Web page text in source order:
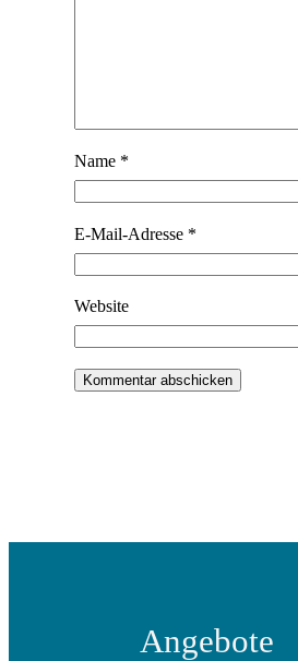
Name *
E-Mail-Adresse *
Website
Angebote